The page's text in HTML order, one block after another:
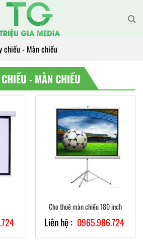
chiếu - Màn chiếu
- MÀN CHIẾU
Cho thuê màn chiếu 180 inch
Liên hệ : 0965.986.724